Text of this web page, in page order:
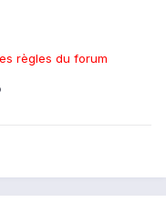
règles du forum